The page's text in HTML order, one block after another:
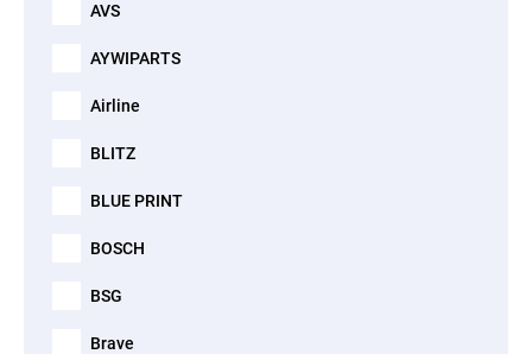
AVS
AYWIPARTS
Airline
BLITZ
BLUE PRINT
BOSCH
BSG
Brave